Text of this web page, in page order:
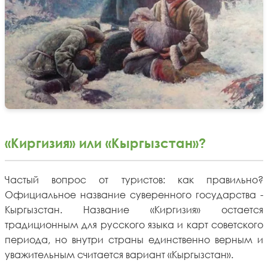
«Киргизия» или «Кыргызстан»?
Частый вопрос от туристов: как правильно?
Официальное название суверенного государства -
Кыргызстан. Название «Киргизия» остается
традиционным для русского языка и карт советского
периода, но внутри страны единственно верным и
уважительным считается вариант «Кыргызстан».